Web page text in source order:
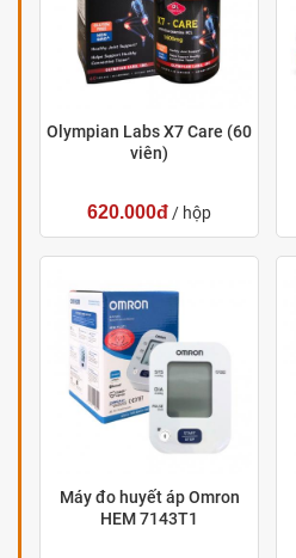
Olympian Labs X7 Care (60
viên)
620.000đ / hộp
Máy đo huyết áp Omron
HEM 7143T1